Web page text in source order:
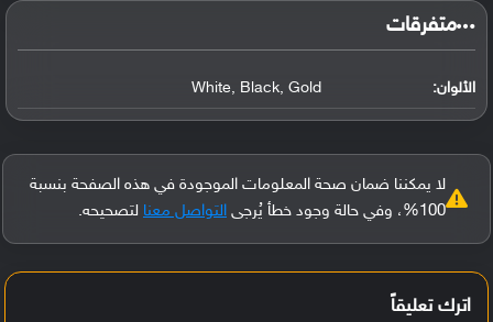
‏متفرقات‏
الألوان: White, Black, Gold
لا يمكننا ضمان صحة المعلومات الموجودة في هذه الصفحة بنسبة
100%، وفي حالة وجود خطأ يُرجى
التواصل معنا لتصحيحه.
اترك تعليقاً